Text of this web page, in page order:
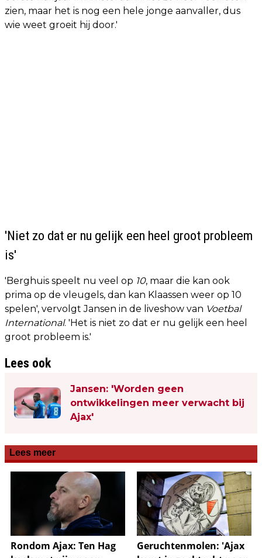
zien, maar het is nog een hele jonge aanvaller, dus
wie weet groeit hij door.'
'Niet zo dat er nu gelijk een heel groot probleem
is'
'Berghuis speelt nu veel op 10, maar die kan ook
prima op de vleugels, dan kan Klaassen weer op 10
spelen', vervolgt Jansen in de liveshow van Voetbal
International. 'Het is niet zo dat er nu gelijk een heel
groot probleem is.'
Lees ook
Jansen: 'Worden geen
ontwikkelingen meer verwacht bij
Ajax'